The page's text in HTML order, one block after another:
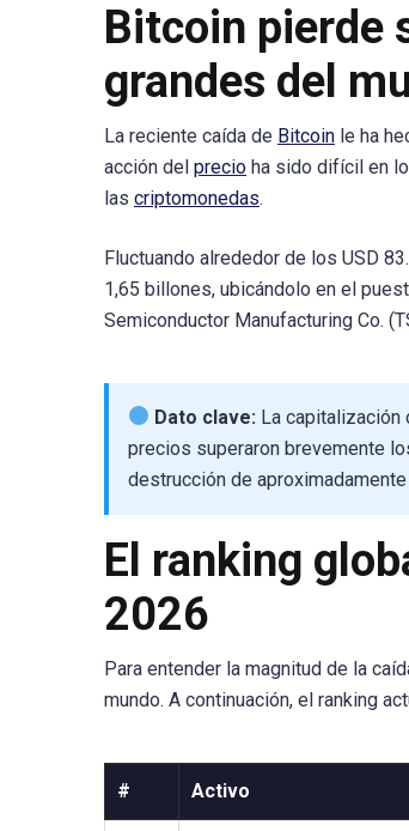
Bitcoin pierde
grandes del
La reciente caída de Bitcoin le ha
acción del precio ha sido difícil en
las criptomonedas.
Fluctuando alrededor de los USD
1,65 billones, ubicándolo en el
Semiconductor Manufacturing Co.
Dato clave: La capitalización
precios superaron brevemente
destrucción de
El ranking
2026
Para entender la magnitud de la
mundo. A continuación, el ranking
# Activo